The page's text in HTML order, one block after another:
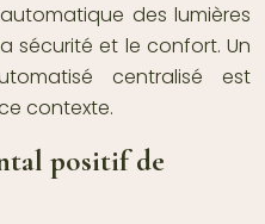
des lumières
sécurité et le confort. Un
centralisé est
contexte.
positif de